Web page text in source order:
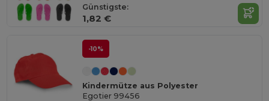
Günstigste:
1,82 €
-10%
Kindermütze aus Polyester
Egotier 99456